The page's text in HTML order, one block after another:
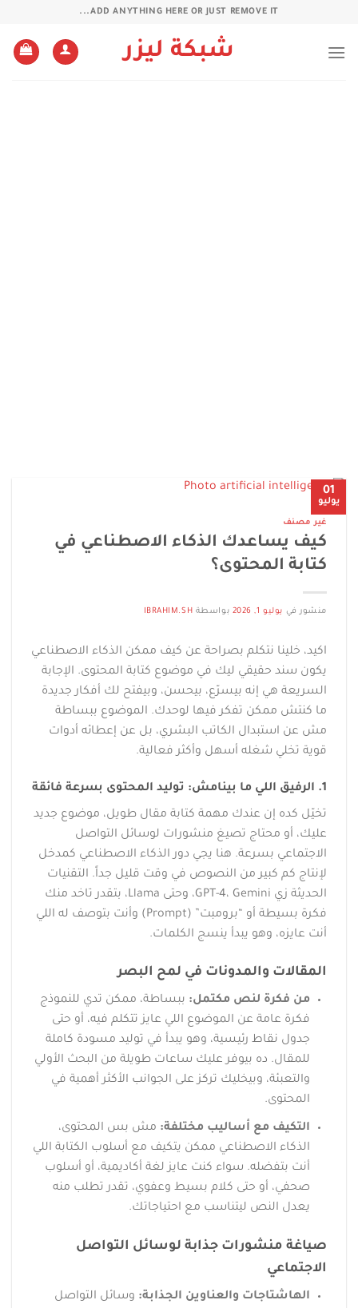
ADD ANYTHING HERE OR JUST REMOVE IT...
شبكة ليزر
01
يوليو
غير مصنف
كيف يساعدك الذكاء الاصطناعي في
كتابة المحتوى؟
منشور في يوليو 1, 2026 بواسطة IBRAHIM.SH
اكيد، خلينا نتكلم بصراحة عن كيف ممكن الذكاء الاصطناعي
يكون سند حقيقي ليك في موضوع كتابة المحتوى. الإجابة
السريعة هي إنه بيسرّع، بيحسن، وبيفتح لك أفكار جديدة
ما كنتش ممكن تفكر فيها لوحدك. الموضوع ببساطة
مش عن استبدال الكاتب البشري، بل عن إعطائه أدوات
قوية تخلي شغله أسهل وأكثر فعالية.
1. الرفيق اللي ما بينامش: توليد المحتوى بسرعة فائقة
تخيّل كده إن عندك مهمة كتابة مقال طويل، موضوع جديد
عليك، أو محتاج تصيغ منشورات لوسائل التواصل
الاجتماعي بسرعة. هنا يجي دور الذكاء الاصطناعي كمدخل
لإنتاج كم كبير من النصوص في وقت قليل جداً. التقنيات
الحديثة زي GPT-4، Gemini، وحتى Llama، بتقدر تاخد منك
فكرة بسيطة أو “برومبت” (Prompt) وأنت بتوصف له اللي
أنت عايزه، وهو يبدأ ينسج الكلمات.
المقالات والمدونات في لمح البصر
من فكرة لنص مكتمل: ببساطة، ممكن تدي للنموذج
فكرة عامة عن الموضوع اللي عايز تتكلم فيه، أو حتى
جدول نقاط رئيسية، وهو يبدأ في توليد مسودة كاملة
للمقال. ده بيوفر عليك ساعات طويلة من البحث الأولي
والتعبئة، وبيخليك تركز على الجوانب الأكثر أهمية في
المحتوى.
التكيف مع أساليب مختلفة: مش بس المحتوى،
الذكاء الاصطناعي ممكن يتكيف مع أسلوب الكتابة اللي
أنت بتفضله. سواء كنت عايز لغة أكاديمية، أو أسلوب
صحفي، أو حتى كلام بسيط وعفوي، تقدر تطلب منه
يعدل النص ليتناسب مع احتياجاتك.
صياغة منشورات جذابة لوسائل التواصل
الاجتماعي
الهاشتاجات والعناوين الجذابة: وسائل التواصل